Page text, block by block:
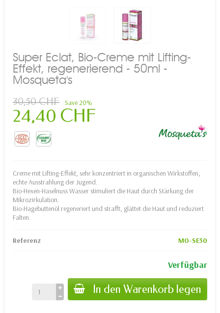
Super Eclat, Bio-Creme mit Lifting-
Effekt, regenerierend - 50ml -
Mosqueta's
30,50 CHF Save 20%
24,40 CHF
Creme mit Lifting-Effekt, sehr konzentriert in organischen Wirkstoffen,
echte Ausstrahlung der Jugend.
Bio-Hexen-Haselnuss Wasser stimuliert die Haut durch Stärkung der
Mikrozirkulation.
Bio-Hagebuttenöl regeneriert und strafft, glättet die Haut und reduziert
Falten.
Referenz MO-SE50
Verfügbar
In den Warenkorb legen